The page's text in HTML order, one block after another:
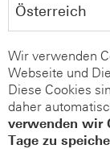
Wir verwenden
Webseite und
Diese Cookies
daher
verwenden wir
Tage zu